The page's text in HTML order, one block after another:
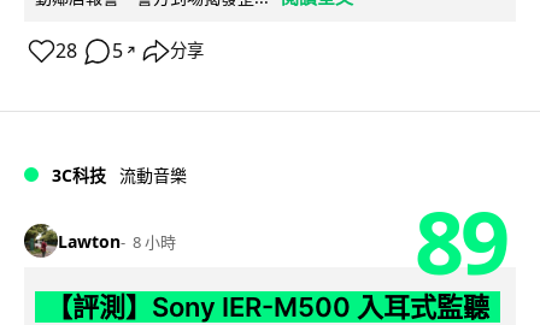
28 5 ↗ 分享
3C科技 流動音樂
Lawton 8 小時 89
【評測】Sony IER-M500 入耳式監聽